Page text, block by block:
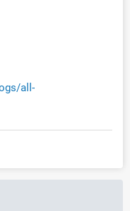
РК
all-